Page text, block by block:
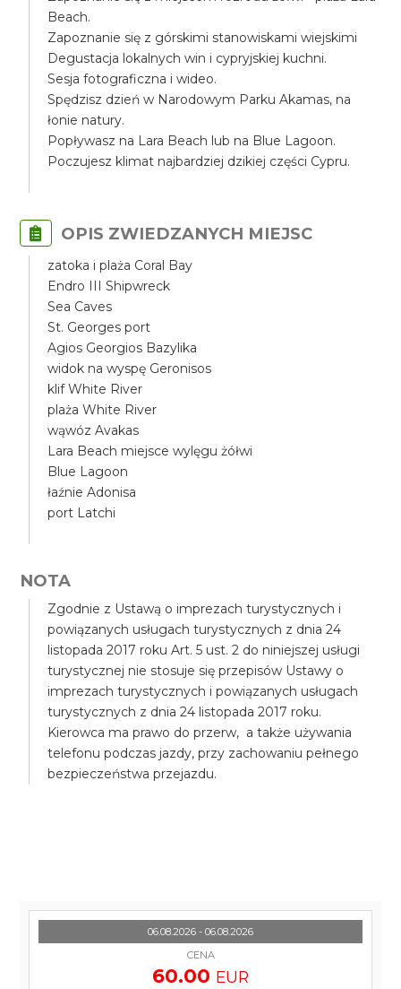
Beach.
Zapoznanie się z górskimi stanowiskami wiejskimi
Degustacja lokalnych win i cypryjskiej kuchni.
Sesja fotograficzna i wideo.
Spędzisz dzień w Narodowym Parku Akamas, na
łonie natury.
Popływasz na Lara Beach lub na Blue Lagoon.
Poczujesz klimat najbardziej dzikiej części Cypru.
OPIS ZWIEDZANYCH MIEJSC
zatoka i plaża Coral Bay
Endro III Shipwreck
Sea Caves
St. Georges port
Agios Georgios Bazylika
widok na wyspę Geronisos
klif White River
plaża White River
wąwóz Avakas
Lara Beach miejsce wylęgu żółwi
Blue Lagoon
łaźnie Adonisa
port Latchi
NOTA
Zgodnie z Ustawą o imprezach turystycznych i
powiązanych usługach turystycznych z dnia 24
listopada 2017 roku Art. 5 ust. 2 do niniejszej usługi
turystycznej nie stosuje się przepisów Ustawy o
imprezach turystycznych i powiązanych usługach
turystycznych z dnia 24 listopada 2017 roku.
Kierowca ma prawo do przerw, a także używania
telefonu podczas jazdy, przy zachowaniu pełnego
bezpieczeństwa przejazdu.
06.08.2026 - 06.08.2026
CENA
60.00 EUR